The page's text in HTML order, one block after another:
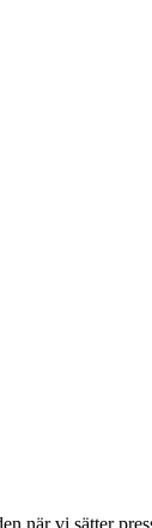
när vi sätter